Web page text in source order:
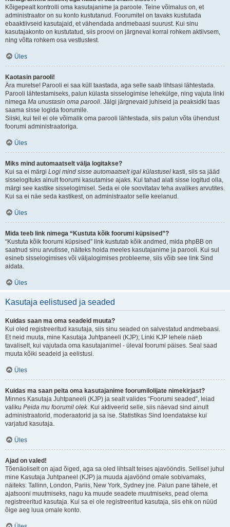
Kõigepealt kontrolli oma kasutajanime ja paroole. Teine võimalus on, et
administraator on su konto kustutanud. Foorumitel on tavaks kustutada
ebaaktiivseid kasutajaid, et vähendada andmebaasi suurust. Kui sinu
kasutajakonto on kustutatud, siis proovi on järgneval korral rohkem aktiivsem,
ning võtta rohkem osa vestlustest.
Üles
Kaotasin parooli!
Ära muretse! Parooli ei saa küll taastada, aga selle saab lihtsasi lähtestada.
Parooli lähtestamiseks, palun külasta sisselogimise lehekülge, ning vajuta linki
nimega Ma unustasin oma parooli. Jälgi järgnevaid juhiseid ja peaksidki taas
saama sisse logida foorumile.
Siiski, kui teil ei ole võimalik oma parooli lähtestada, siis palun võta ühendust
foorumi administraatoriga.
Üles
Miks mind automaatselt välja logitakse?
Kui sa ei märgi Logi mind sisse automaatselt igal külastusel kasti, siis sa jääd
sisselogituks ainult foorumi kasutamise ajaks. Kui tahad alati sisse logitud olla,
märgi see kastike sisselogimisel. Seda ei ole soovitatav teha avalikes arvutites.
Kui sa ei näe seda kastikest, on administraator selle keelanud.
Üles
Mida teeb link nimega “Kustuta kõik foorumi küpsised”?
“Kustuta kõik foorumi küpsised” link kustutab kõik andmed, mida phpBB on
saatnud sinu arvutisse, näiteks hoida meeles kasutajanime ja parooli. Kui sul
esineb sisselogimises või väljalogimises probleeme, siis võib see link Sind
aidata.
Üles
Kasutaja eelistused ja seaded
Kuidas saan ma oma seadeid muuta?
Kui oled registreeritud kasutaja, siis sinu seaded on salvestatud andmebaasi.
Et neid muuta, mine Kasutaja Juhtpaneeli (KJP); Linki KJP lehele näeb
tavaliselt, kui vajutada oma kasutajanimel - üleval foorumi päises. Seal saad
muuta kõiki seadeid ja eelistusi.
Üles
Kuidas ma saan peita oma kasutajanime foorumilolijate nimekirjast?
Minnes Kasutaja Juhtpaneeli (KJP) ja sealt valides “Foorumi seaded”, leiad
valiku Peida mu foorumil olek. Kui aktiveerid selle, siis näevad sind ainult
administraatorid, moderaatorid ja sa ise. Statistikas Sind loendatakse kui
varjatud kasutaja.
Üles
Ajad on valed!
Tõenäoliselt on ajad õiged, aga sa oled lihtsalt teises ajavööndis. Sellisel juhul
mine Kasutaja Juhtpaneel (KJP) ja muuda ajavöönd omale sobivamaks,
näiteks: Tallinn, London, Pariis, New York, Sydney jne. Palun pane tähele, et
ajatsooni muutmiseks, nagu ka muude seadete muutmiseks, pead olema
registreeritud kasutaja. Kui sa ei ole registreeritud kasutaja, siis ehk on nüüd
õige aeg luua omale konto.